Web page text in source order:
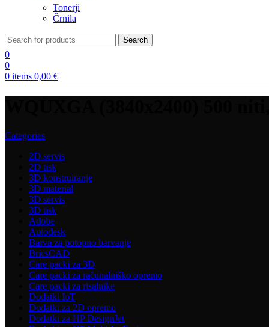
Tonerji
Črnila
Search
0
0
0 items 0,00 €
Categories
2D servis
2D tisk
3D konstruiranje
3D material
3D servis
3D tisk
Adobe
Autodesk
Barva za potopno barvanje
BricsCAD
Care packi za 3D
Care packi za računalniško opremo
Care packi za risalnike
Dodatki IoT
Dodatki za 2D opremo
Dodatki za HP DesignJet